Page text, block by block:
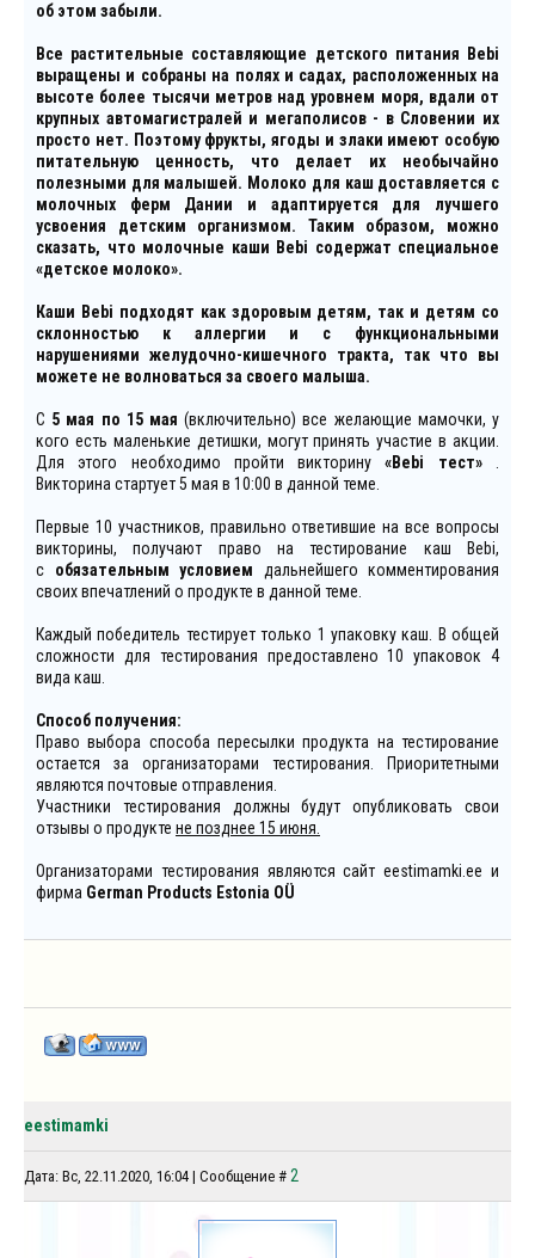
об этом забыли.
Все растительные составляющие детского питания Bebi
выращены и собраны на полях и садах, расположенных на
высоте более тысячи метров над уровнем моря, вдали от
крупных автомагистралей и мегаполисов - в Словении их
просто нет. Поэтому фрукты, ягоды и злаки имеют особую
питательную ценность, что делает их необычайно
полезными для малышей. Молоко для каш доставляется с
молочных ферм Дании и адаптируется для лучшего
усвоения детским организмом. Таким образом, можно
сказать, что молочные каши Bebi содержат специальное
«детское молоко».
Каши Bebi подходят как здоровым детям, так и детям со
склонностью к аллергии и с функциональными
нарушениями желудочно-кишечного тракта, так что вы
можете не волноваться за своего малыша.
С 5 мая по 15 мая (включительно) все желающие мамочки, у
кого есть маленькие детишки, могут принять участие в акции.
Для этого необходимо пройти викторину«Bebi тест».
Викторина стартует 5 мая в 10:00 в данной теме.
Первые 10 участников, правильно ответившие на все вопросы
викторины, получают право на тестирование каш Bebi,
с обязательным условием дальнейшего комментирования
своих впечатлений о продукте в данной теме.
Каждый победитель тестирует только 1 упаковку каш. В общей
сложности для тестирования предоставлено 10 упаковок 4
вида каш.
Способ получения:
Право выбора способа пересылки продукта на тестирование
остается за организаторами тестирования. Приоритетными
являются почтовые отправления.
Участники тестирования должны будут опубликовать свои
отзывы о продукте не позднее 15 июня.
Организаторами тестирования являются сайт eestimamki.ee и
фирма German Products Estonia OÜ
eestimamki
Дата: Вс, 22.11.2020, 16:04 | Сообщение # 2